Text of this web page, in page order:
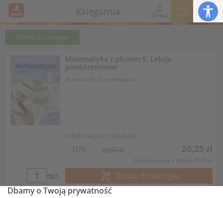
Księgarnia Zaloguj
Moje
GWO
Wróć do zakupów
egz.
– 10%
Informacja o rabatach
22,50 zł 20,25 zł
Najniższa cena z 30 dni: 20,25 zł
Dodaj do koszyka
Książka dostępna również w formie e-booka
Matematyka z plusem 5. Lekcje
powtórzeniowe
Autorka: M. Grochowalska
Dbamy o Twoją prywatność